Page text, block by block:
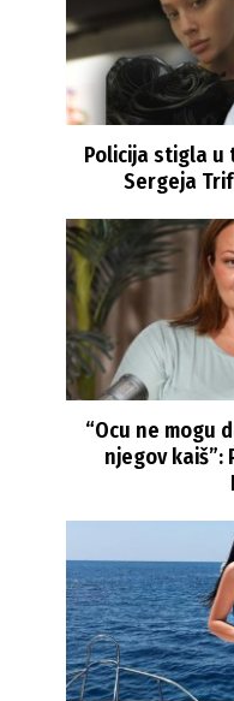
Policija stigla u
Sergeja
“Ocu ne mogu
njegov kaiš”: